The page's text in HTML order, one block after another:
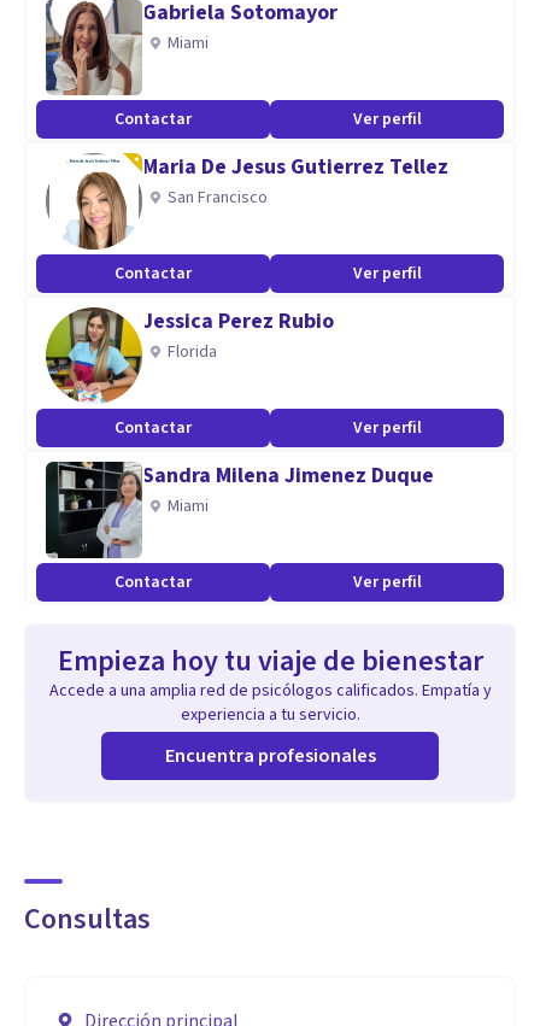
Psicología Forense/Pericial.
Psicología perinatal.
Psicología infanto/juvenil.
Ansiedad.
Depresión.
Autoestima.
Terapia de pareja.
Inteligencia emocional.
Gabriela Sotomayor
Miami
Contactar Ver perfil
Maria De Jesus Gutierrez Tellez
San Francisco
Contactar Ver perfil
Jessica Perez Rubio
Florida
Contactar Ver perfil
Sandra Milena Jimenez Duque
Miami
Contactar Ver perfil
Empieza hoy tu viaje de bienestar
Accede a una amplia red de psicólogos calificados. Empatía y
experiencia a tu servicio.
Encuentra profesionales
Consultas